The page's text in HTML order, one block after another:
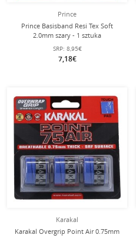
Prince
Prince Basisband Resi Tex Soft
2.0mm szary - 1 sztuka
SRP: 8,95€
7,18€
Karakal
Karakal Overgrip Point Air 0.75mm